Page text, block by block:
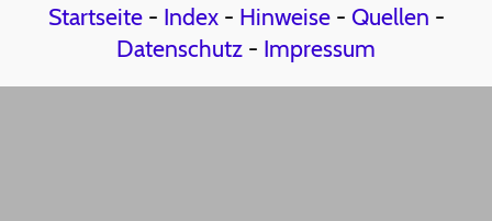
Startseite- Index- Hinweise- Quellen -
Datenschutz - Impressum